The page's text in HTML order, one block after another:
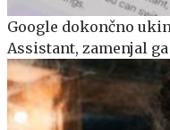
Google dokončno
Assistant, zamenjal